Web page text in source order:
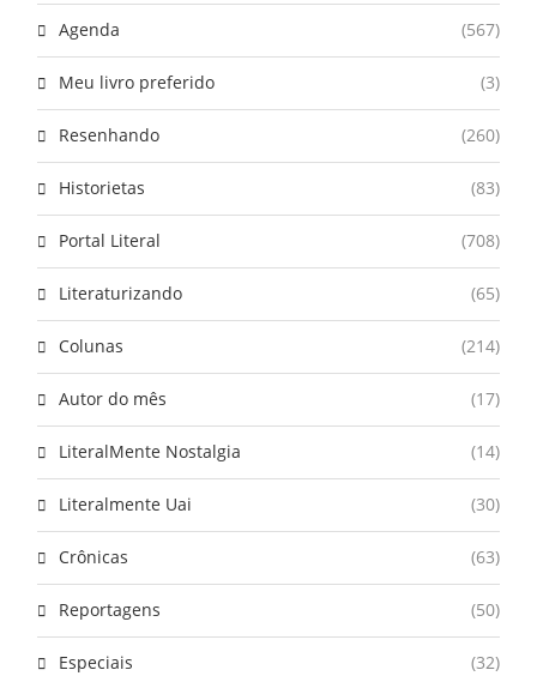
Agenda (567)
Meu livro preferido (3)
Resenhando (260)
Historietas (83)
Portal Literal (708)
Literaturizando (65)
Colunas (214)
Autor do mês (17)
LiteralMente Nostalgia (14)
Literalmente Uai (30)
Crônicas (63)
Reportagens (50)
Especiais (32)